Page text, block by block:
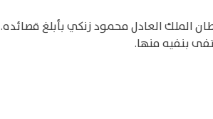
العادل محمود زنكي بأبلغ قصائده.
بنفيه منها.